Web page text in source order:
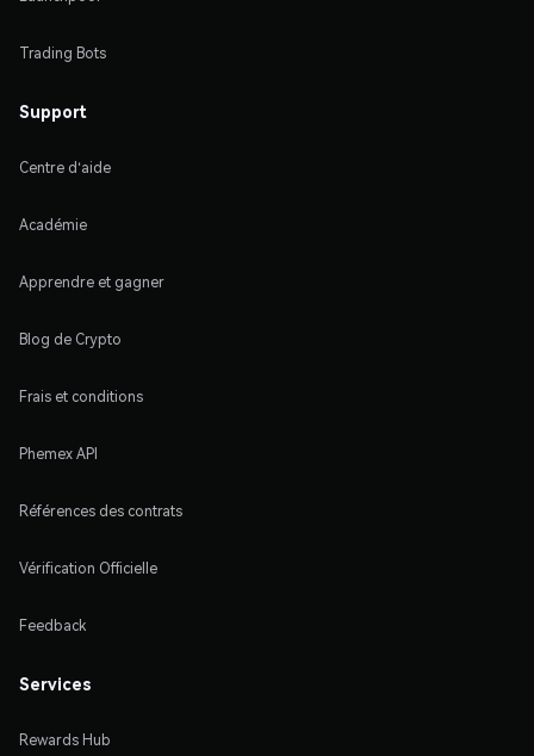
Trading Bots
Support
Centre d'aide
Académie
Apprendre et gagner
Blog de Crypto
Frais et conditions
Phemex API
Références des contrats
Vérification Officielle
Feedback
Services
Rewards Hub